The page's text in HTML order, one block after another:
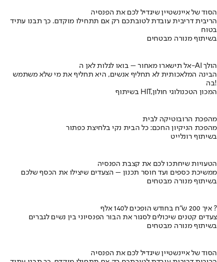
הסוד של איינשטיין שיגדיל לכם את הפנסיה
הריבית דריבית עובדת לטובתכם רק אם תתחילו מוקדם. כך תבנו עתיד
בטוח
בשיתוף מנורה מבטחים
אל תישארו מאחור – בואו לגלות לאן ה-AI הולך
הבינה המלאכותית לא תחליף אנשים, היא תחליף את מי שלא משתמש
בה!
בשיתוף HIT,המכון הטכנולוגי חולון
מהפכת הרובוטיקה לבית
מהפכת הניקיון החכם: כל הבית נקי בלחיצת כפתור
בשיתוף רונלייט
הטעויות שיחתכו לכם את קצבת הפנסיה
ממשיכת כספים ועד חוסר תכנון – הצעדים שיצילו את הכסף שלכם
בשיתוף מנורה מבטחים
איך 200 ש"ח בחודש הופכים ל140 אלף ?
צעדים קטנים שיכולים לסגור את הבור הפנסיוני בין נשים לגברים
בשיתוף מנורה מבטחים
הסוד של איינשטיין שיגדיל לכם את הפנסיה